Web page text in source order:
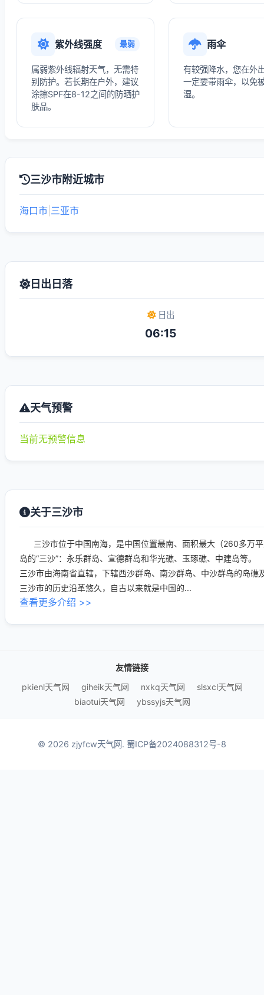
紫外线强度 最弱
属弱紫外线辐射天气，无需特
别防护。若长期在户外，建议
涂擦SPF在8-12之间的防晒护
肤品。
雨伞
有较强降水，您在外
一定要带雨伞，以免
湿。
三沙市附近城市
海口市 三亚市
日出日落
日出
06:15
天气预警
当前无预警信息
关于三沙市
三沙市位于中国南海，是中国位置最南、面积最大（260多万
岛的“三沙”：永乐群岛、宣德群岛和华光礁、玉琢礁、中建岛等。
三沙市由海南省直辖，下辖西沙群岛、南沙群岛、中沙群岛的岛
三沙市的历史沿革悠久，自古以来就是中国的...
查看更多介绍 >>
友情链接
pkienl天气网
giheik天气网 nxkq天气网
slsxcl天气网
biaotui天气网
ybssyjs天气网
© 2026 zjyfcw天气网. 蜀ICP备2024088312号-8